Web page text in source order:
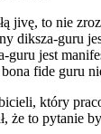
jivę, to nie
diksza-guru
guru jest
fide guru
który
to pytanie